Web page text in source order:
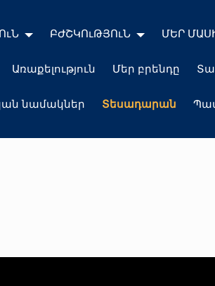
ԲԺՇԿՈւԹՅՈւՆ ՄԵՐ
Առաքելություն Մեր բրենդը
նամակներ Տեսադարան